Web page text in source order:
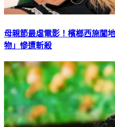
母親節最虐電影！檳榔西施闖
物」慘遭斬殺